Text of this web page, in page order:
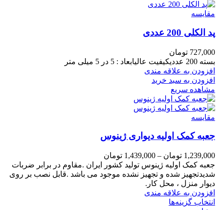
مقایسه
پد الکلی 200 عددی
727,000 تومان
بسته 200 عددیکیفیت عالیابعاد : 5 در 5 میلی متر
افزودن به علاقه مندی
افزودن به سبد خرید
مشاهده سریع
مقایسه
جعبه کمک اولیه دیواری ژینوس
1,239,000 تومان –
1,439,000 تومان
جعبه کمک اولیه ژینوس تولید کشور ایران .مقاوم در برابر ضربات
شدیدتجهیز شده و تجهیز نشده موجود می باشد .قابل نصب بر روی
دیوار منزل ، محل کار.
افزودن به علاقه مندی
انتخاب گزینه‌ها